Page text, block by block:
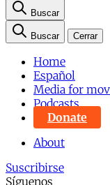
Buscar
Buscar Cerrar
Home
Español
Media for
Podcasts
Donate
About
Suscribirse
Síguenos